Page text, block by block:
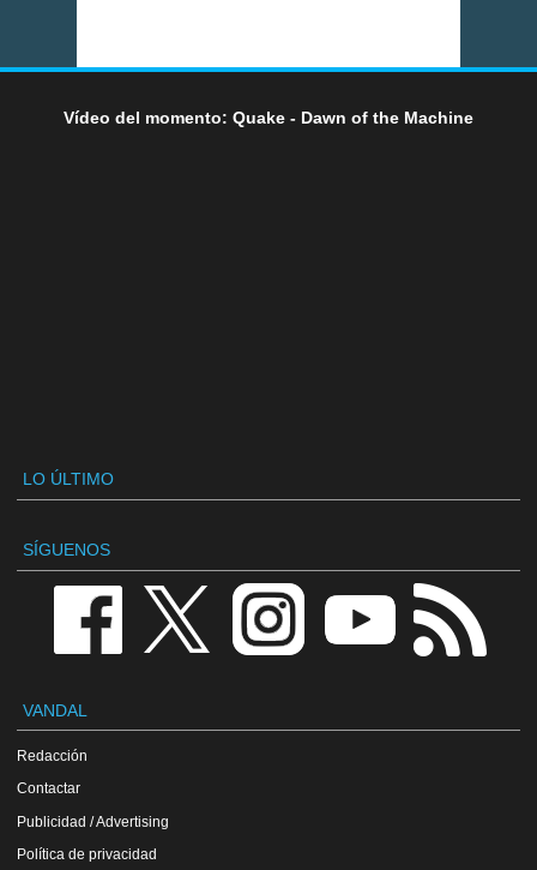
Vídeo del momento: Quake - Dawn of the Machine
LO ÚLTIMO
SÍGUENOS
VANDAL
Redacción
Contactar
Publicidad / Advertising
Política de privacidad